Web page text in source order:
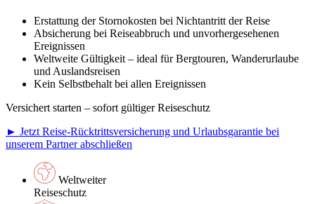
Erstattung der Stornokosten bei Nichtantritt der Reise
Absicherung bei Reiseabbruch und unvorhergesehenen
Ereignissen
Weltweite Gültigkeit – ideal für Bergtouren, Wanderurlaube
und Auslandsreisen
Kein Selbstbehalt bei allen Ereignissen
Versichert starten – sofort gültiger Reiseschutz
► Jetzt Reise-Rücktrittsversicherung und Urlaubsgarantie bei
unserem Partner abschließen
Weltweiter
Reiseschutz